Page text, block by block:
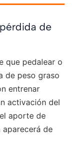
de
que pedalear o
de peso graso
entrenar
activación del
aporte de
de